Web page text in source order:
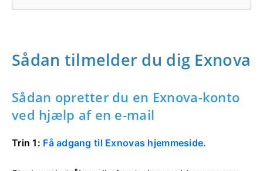
Sådan tilmelder du dig Exnova
Sådan opretter du en Exnova-konto
ved hjælp af en e-mail
Trin 1: Få adgang til Exnovas hjemmeside.